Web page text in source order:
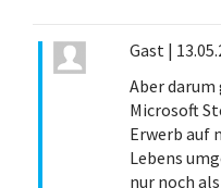
Gast |
Aber darum
Microsoft
Erwerb auf
Lebens
nur noch